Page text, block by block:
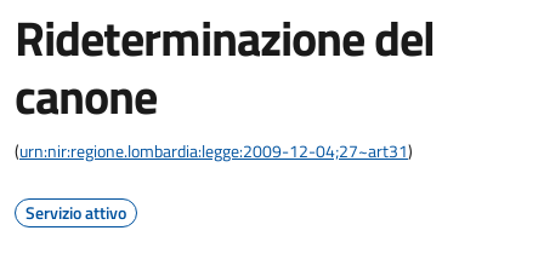
Rideterminazione del
canone
(urn:nir:regione.lombardia:legge:2009-12-04;27~art31)
Servizio attivo